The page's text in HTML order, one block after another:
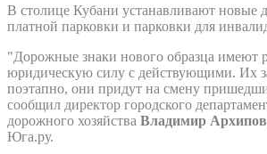
В столице Кубани устанавливают новые
платной парковки и парковки для
"Дорожные знаки нового образца имеют
юридическую силу с действующими. Их
поэтапно, они придут на смену
сообщил директор городского
дорожного хозяйства Владимир Архипов
Юга.ру.